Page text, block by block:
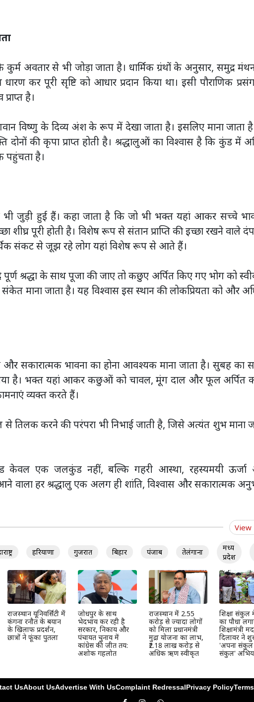
अवतार से भी जोड़ा जाता है। धार्मिक ग्रंथों के अनुसार, समुद्र
कर पूरी सृष्टि को आधार प्रदान किया था। इसी पौराणिक
है।
विष्णु के दिव्य अंश के रूप में देखा जाता है। इसलिए माना जाता
की कृपा प्राप्त होती है। श्रद्धालुओं का विश्वास है कि कुंड में
पहुंचता है।
भी जुड़ी हुई हैं। कहा जाता है कि जो भी भक्त यहां आकर सच्चे
शीघ्र पूरी होती है। विशेष रूप से संतान प्राप्ति की इच्छा रखने वाले
संकट से जूझ रहे लोग यहां विशेष रूप से आते हैं।
पूर्ण श्रद्धा के साथ पूजा की जाए तो कछुए अर्पित किए गए भोग को
माना जाता है। यह विश्वास इस स्थान की लोकप्रियता को और
सकारात्मक भावना का होना आवश्यक माना जाता है। सुबह का
गया है। भक्त यहां आकर कछुओं को चावल, मूंग दाल और फूल अर्पित
व्यक्त करते हैं।
से तिलक करने की परंपरा भी निभाई जाती है, जिसे अत्यंत शुभ माना
केवल एक जलकुंड नहीं, बल्कि गहरी आस्था, रहस्यमयी ऊर्जा
वाला हर श्रद्धालु एक अलग ही शांति, विश्वास और सकारात्मक
View
हरियाणा गुजरात बिहार पंजाब तेलंगाना
मध्य
प्रदेश
राजस्थान यूनिवर्सिटी में
कंगना रनौत के बयान
के खिलाफ प्रदर्शन,
छात्रों ने फूंका पुतला
जोधपुर के साथ
भेदभाव कर रही है
सरकार, निकाय और
पंचायत चुनाव में
कांग्रेस की जीत तय:
अशोक गहलोत
राजस्थान में 2.55
करोड़ से ज्यादा लोगों
को मिला प्रधानमंत्री
मुद्रा योजना का लाभ,
₹2.18 लाख करोड़ से
अधिक ऋण स्वीकृत
शिक्षा संकुल
का पौधा
शिक्षामंत्री
दिलावर ने
'अपना संकुल
संकुल'
UsAbout UsAdvertise With UsComplaint RedressalPrivacy Policy